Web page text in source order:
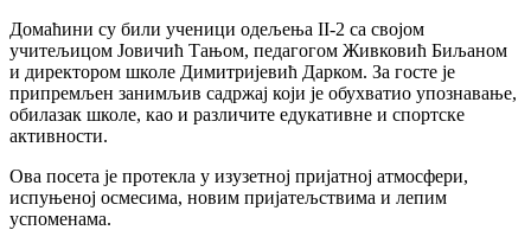
Домаћини су били ученици одељења II-2 са својом
учитељицом Јовичић Тањом, педагогом Живковић Биљаном
и директором школе Димитријевић Дарком. За госте је
припремљен занимљив садржај који је обухватио упознавање,
обилазак школе, као и различите едукативне и спортске
активности.
Ова посета је протекла у изузетној пријатној атмосфери,
испуњеној осмесима, новим пријатељствима и лепим
успоменама.